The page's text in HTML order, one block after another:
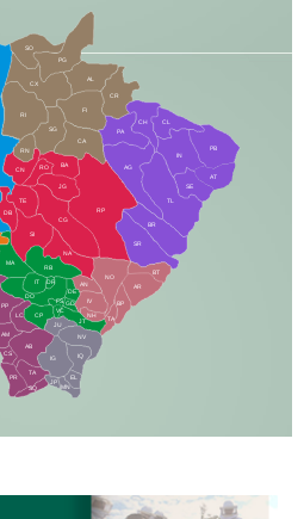
CX
RI
AL
CR
FI
SG
BA
CA
PA
CH CL
PB
SE
TL
AG
BR
SR
BT
AR
RP
RO
JG
CG
SI
NA
TA
NH
JT
RB
MA
IT
DR
DO
CP
JU
NV
IQ
EL
PP
LC
AM
AB
JP
DB
TE
CS
PR
TA
SQ
IG
MN
IN
NO
BP
RN
CN
AN
IV
FS
VC
GD
DE
AT
PG
SO